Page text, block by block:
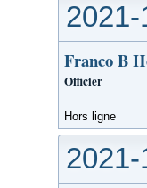
Franco B
Officier
Hors ligne